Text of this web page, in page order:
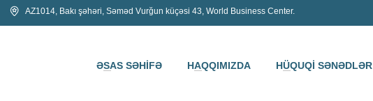
AZ1014, Bakı şəhəri, Səməd Vurğun küçəsi 43, World Business Center.
ƏSAS SƏHİFƏ HAQQIMIZDA HÜQUQİ SƏNƏDLƏR